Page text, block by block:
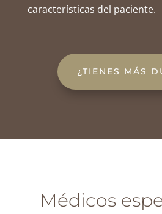
características del paciente.
¿TIENES MÁS
Médicos